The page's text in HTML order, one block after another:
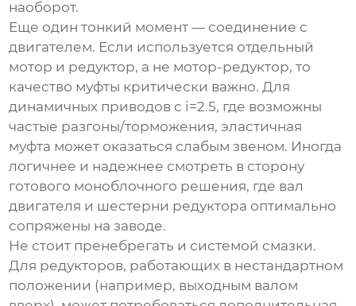
наоборот.
Еще один тонкий момент — соединение с
двигателем. Если используется отдельный
мотор и редуктор, а не мотор-редуктор, то
качество муфты критически важно. Для
динамичных приводов с i=2.5, где возможны
частые разгоны/торможения, эластичная
муфта может оказаться слабым звеном. Иногда
логичнее и надежнее смотреть в сторону
готового моноблочного решения, где вал
двигателя и шестерни редуктора оптимально
сопряжены на заводе.
Не стоит пренебрегать и системой смазки.
Для редукторов, работающих в нестандартном
положении (например, выходным валом